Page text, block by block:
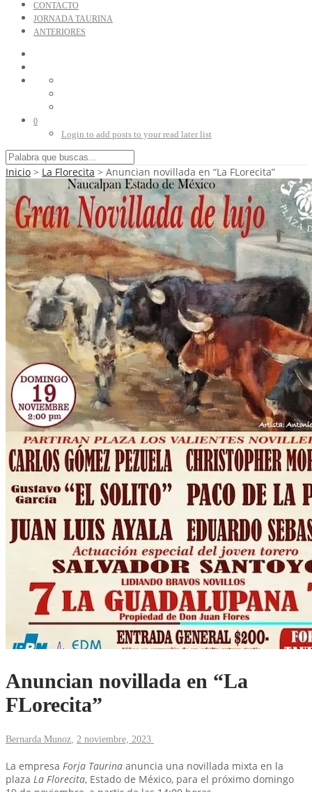
CONTACTO
JORNADA TAURINA
ANTERIORES
0
Login to add posts to your read later list
Inicio > La Florecita > Anuncian novillada en “La FLorecita”
Anuncian novillada en “La
FLorecita”
Bernarda Munoz, 2 noviembre, 2023
La empresa Forja Taurina anuncia una novillada mixta en la
plaza La Florecita, Estado de México, para el próximo domingo